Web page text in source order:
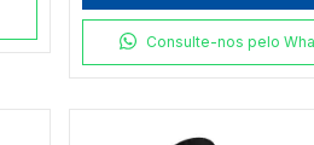
Consulte-nos pelo